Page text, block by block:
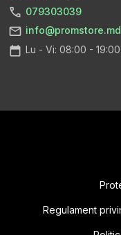
079303039
info@promstore.md
Lu - Vi: 08:00 - 19:00
Regulament